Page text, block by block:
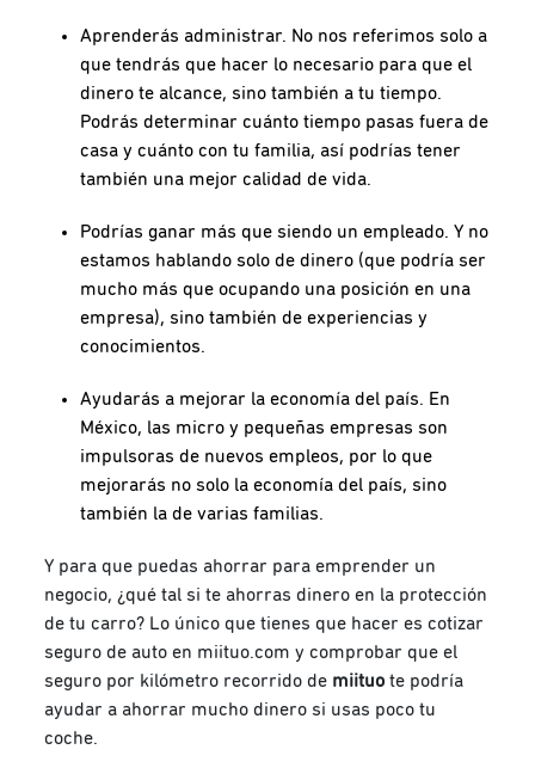
Aprenderás administrar. No nos referimos solo a
que tendrás que hacer lo necesario para que el
dinero te alcance, sino también a tu tiempo.
Podrás determinar cuánto tiempo pasas fuera de
casa y cuánto con tu familia, así podrías tener
también una mejor calidad de vida.
Podrías ganar más que siendo un empleado. Y no
estamos hablando solo de dinero (que podría ser
mucho más que ocupando una posición en una
empresa), sino también de experiencias y
conocimientos.
Ayudarás a mejorar la economía del país. En
México, las micro y pequeñas empresas son
impulsoras de nuevos empleos, por lo que
mejorarás no solo la economía del país, sino
también la de varias familias.
Y para que puedas ahorrar para emprender un
negocio, ¿qué tal si te ahorras dinero en la protección
de tu carro? Lo único que tienes que hacer es cotizar
seguro de auto en miituo.com y comprobar que el
seguro por kilómetro recorrido de miituo te podría
ayudar a ahorrar mucho dinero si usas poco tu
coche.